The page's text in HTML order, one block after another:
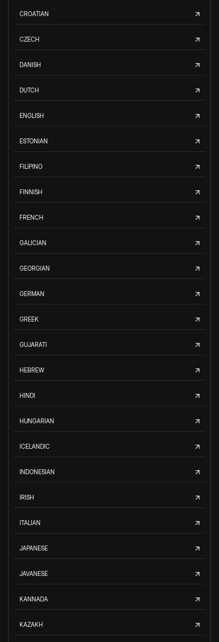
CROATIAN
CZECH
DANISH
DUTCH
ENGLISH
ESTONIAN
FILIPINO
FINNISH
FRENCH
GALICIAN
GEORGIAN
GERMAN
GREEK
GUJARATI
HEBREW
HINDI
HUNGARIAN
ICELANDIC
INDONESIAN
IRISH
ITALIAN
JAPANESE
JAVANESE
KANNADA
KAZAKH